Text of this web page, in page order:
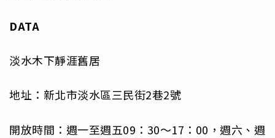
DATA
淡水木下靜涯舊居
地址：新北市淡水區三民街2巷2號
開放時間：週一至週五09：30～17：00，週六、週